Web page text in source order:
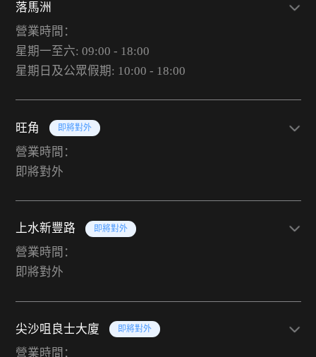
落馬洲
營業時間：
星期一至六: 09:00 - 18:00
星期日及公眾假期: 10:00 - 18:00
旺角 即將對外
營業時間：
即將對外
上水新豐路 即將對外
營業時間：
即將對外
尖沙咀良士大廈 即將對外
營業時間：